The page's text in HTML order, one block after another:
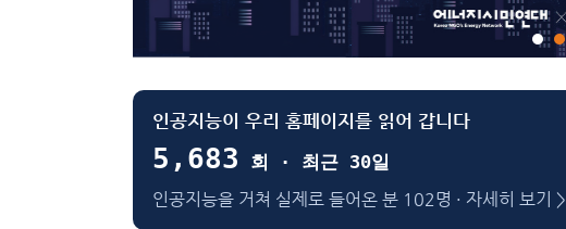
인공지능이 우리 홈페이지를 읽어 갑니다
5,683 회 · 최근 30일
인공지능을 거쳐 실제로 들어온 분 102명 · 자세히 보기 >